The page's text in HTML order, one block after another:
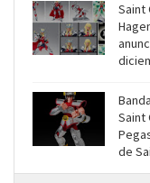
Saint
Saint
de